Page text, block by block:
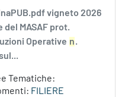
vigneto 2026
del MASAF prot.
Operative n.
Tematiche:
FILIERE